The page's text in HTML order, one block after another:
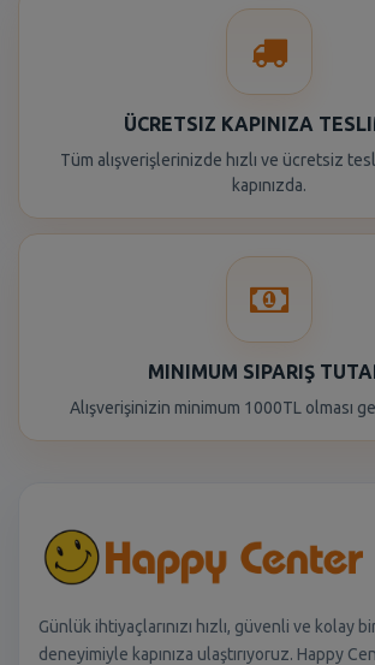
ÜCRETSIZ KAPINIZA
Tüm alışverişlerinizde hızlı ve ücretsiz
kapınızda.
MINIMUM SIPARIŞ
Alışverişinizin minimum 1000TL olması
Günlük ihtiyaçlarınızı hızlı, güvenli ve kolay
deneyimiyle kapınıza ulaştırıyoruz. Happy